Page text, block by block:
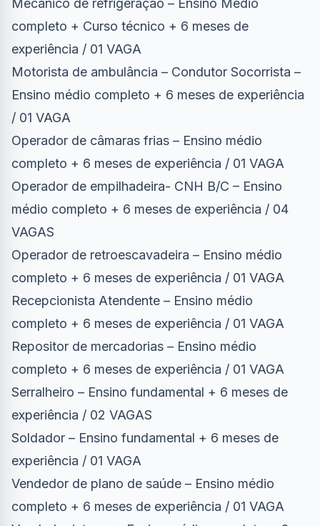
Mecânico de refrigeração – Ensino Médio
completo + Curso técnico + 6 meses de
experiência / 01 VAGA
Motorista de ambulância – Condutor Socorrista –
Ensino médio completo + 6 meses de experiência
/ 01 VAGA
Operador de câmaras frias – Ensino médio
completo + 6 meses de experiência / 01 VAGA
Operador de empilhadeira- CNH B/C – Ensino
médio completo + 6 meses de experiência / 04
VAGAS
Operador de retroescavadeira – Ensino médio
completo + 6 meses de experiência / 01 VAGA
Recepcionista Atendente – Ensino médio
completo + 6 meses de experiência / 01 VAGA
Repositor de mercadorias – Ensino médio
completo + 6 meses de experiência / 01 VAGA
Serralheiro – Ensino fundamental + 6 meses de
experiência / 02 VAGAS
Soldador – Ensino fundamental + 6 meses de
experiência / 01 VAGA
Vendedor de plano de saúde – Ensino médio
completo + 6 meses de experiência / 01 VAGA